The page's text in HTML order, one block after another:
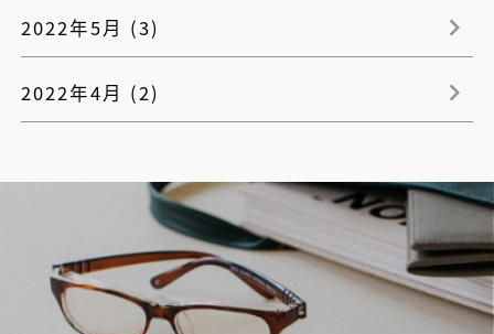
2022年5月 (3)
2022年4月 (2)